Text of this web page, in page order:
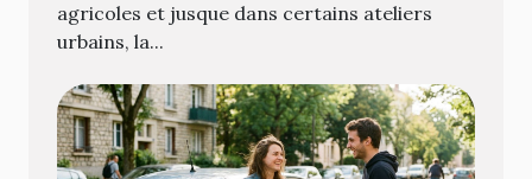
agricoles et jusque dans certains ateliers
urbains, la...